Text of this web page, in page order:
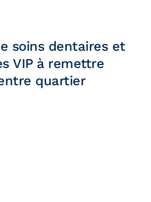
soins dentaires et
VIP à remettre
quartier